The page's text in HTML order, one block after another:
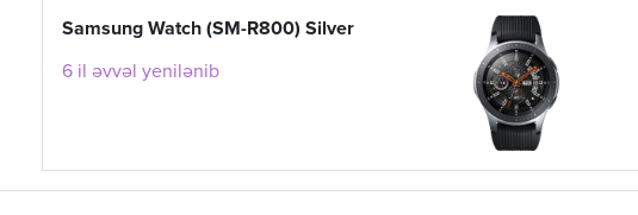
Samsung Watch (SM-R800) Silver
6 il əvvəl yenilənib